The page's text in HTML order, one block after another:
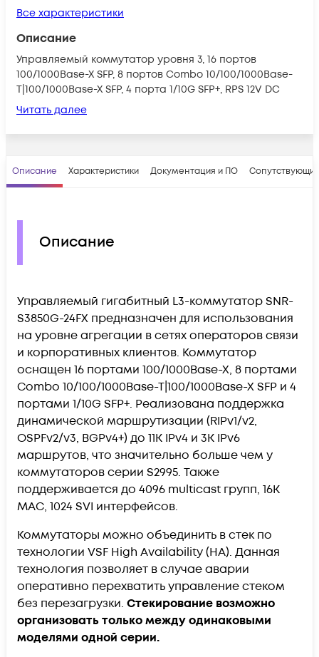
Все характеристики
Описание
Управляемый коммутатор уровня 3, 16 портов
100/1000Base-X SFP, 8 портов Combo 10/100/1000Base-
T|100/1000Base-X SFP, 4 порта 1/10G SFP+, RPS 12V DC
Читать далее
Описание Характеристики Документация и ПО
Описание
Управляемый гигабитный L3-коммутатор SNR-
S3850G-24FX предназначен для использования
на уровне агрегации в сетях операторов связи
и корпоративных клиентов. Коммутатор
оснащен 16 портами 100/1000Base-X, 8 портами
Combo 10/100/1000Base-T|100/1000Base-X SFP и 4
портами 1/10G SFP+. Реализована поддержка
динамической маршрутизации (RIPv1/v2,
OSPFv2/v3, BGPv4+) до 11K IPv4 и 3K IPv6
маршрутов, что значительно больше чем у
коммутаторов серии S2995. Также
поддерживается до 4096 multicast групп, 16K
MAC, 1024 SVI интерфейсов.
Коммутаторы можно объединить в стек по
технологии VSF High Availability (HA). Данная
технология позволяет в случае аварии
оперативно перехватить управление стеком
без перезагрузки. Стекирование возможно
организовать только между одинаковыми
моделями одной серии.